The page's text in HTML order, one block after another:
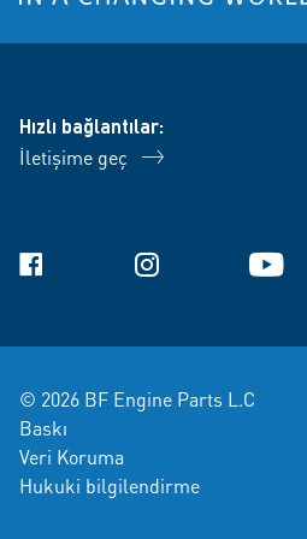
Hızlı bağlantılar:
İletişime geç
Facebook Instagram YouTube
© 2026 BF Engine Parts L.C
Baskı
Veri Koruma
Hukuki bilgilendirme